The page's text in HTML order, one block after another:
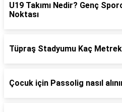
U19 Takımı Nedir? Genç
Noktası
Tüpraş Stadyumu Kaç
Çocuk için Passolig nasıl